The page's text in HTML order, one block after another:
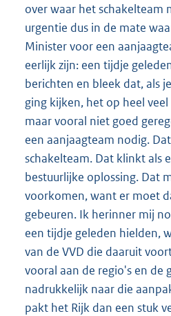
over waar het schakelteam
urgentie dus in de mate
Minister voor een
eerlijk zijn: een tijdje
berichten en bleek dat, als
ging kijken, het op heel
maar vooral niet goed
een aanjaagteam nodig.
schakelteam. Dat klinkt als
bestuurlijke oplossing. Dat
voorkomen, want er moet
gebeuren. Ik herinner mij
een tijdje geleden hielden,
van de VVD die daaruit
vooral aan de regio's en de
nadrukkelijk naar die
pakt het Rijk dan een stuk